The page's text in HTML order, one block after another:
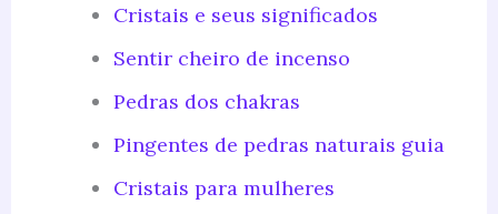
Cristais e seus significados
Sentir cheiro de incenso
Pedras dos chakras
Pingentes de pedras naturais guia
Cristais para mulheres